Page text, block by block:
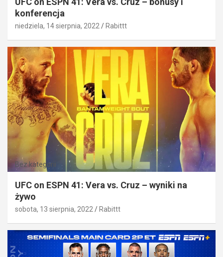
konferencja
niedziela, 14 sierpnia, 2022 Rabittt
Bez kategorii
UFC on ESPN 41: Vera vs. Cruz – wyniki na
żywo
sobota, 13 sierpnia, 2022 Rabittt